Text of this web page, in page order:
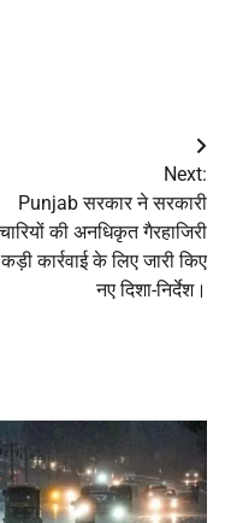
Next:
Punjab सरकार ने सरकारी
की अनधिकृत गैरहाजिरी
कार्रवाई के लिए जारी किए
नए दिशा-निर्देश।